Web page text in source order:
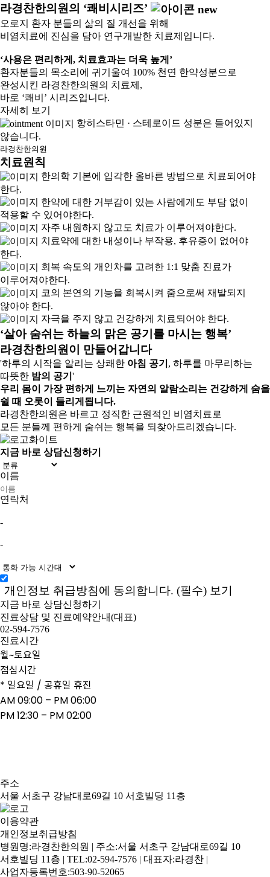
라경찬한의원의 ‘쾌비시리즈’
오로지 환자 분들의 삶의 질 개선을 위해
비염치료에 진심을 담아 연구개발한 치료제입니다.
‘사용은 편리하게, 치료효과는 더욱 높게’
환자분들의 목소리에 귀기울여 100% 천연 한약성분으로
완성시킨 라경찬한의원의 치료제,
바로 ‘쾌비’ 시리즈입니다.
자세히 보기
항히스타민 · 스테로이드 성분은 들어있지
않습니다.
라경찬한의원
치료원칙
한의학 기본에 입각한 올바른 방법으로 치료되어야
한다.
한약에 대한 거부감이 있는 사람에게도 부담 없이
적용할 수 있어야한다.
자주 내원하지 않고도 치료가 이루어져야한다.
치료약에 대한 내성이나 부작용, 후유증이 없어야
한다.
회복 속도의 개인차를 고려한 1:1 맞춤 진료가
이루어져야한다.
코의 본연의 기능을 회복시켜 줌으로써 재발되지
않아야 한다.
자극을 주지 않고 건강하게 치료되어야 한다.
‘살아 숨쉬는 하늘의 맑은 공기를 마시는 행복’
라경찬한의원이 만들어갑니다
'하루의 시작을 알리는 상쾌한 아침 공기 , 하루를 마무리하는
따뜻한 밤의 공기 '
우리 몸이 가장 편하게 느끼는 자연의 알람소리는 건강하게 숨을
쉴 때 오롯이 들리게됩니다.
라경찬한의원은 바르고 정직한 근원적인 비염치료로
모든 분들께 편하게 숨쉬는 행복을 되찾아드리겠습니다.
지금 바로 상담신청하기
이름
연락처
-
-
개인정보 취급방침에 동의합니다. (필수) 보기
지금 바로 상담신청하기
진료상담 및 진료예약안내(대표)
02-594-7576
진료시간
월~토요일
점심시간
AM 09:00 – PM 06:00
주소
서울 서초구 강남대로69길 10 서호빌딩 11층
이용약관
개인정보취급방침
병원명:라경찬한의원 | 주소:서울 서초구 강남대로69길 10
서호빌딩 11층 | TEL:02-594-7576 | 대표자:라경찬 |
사업자등록번호:503-90-52065